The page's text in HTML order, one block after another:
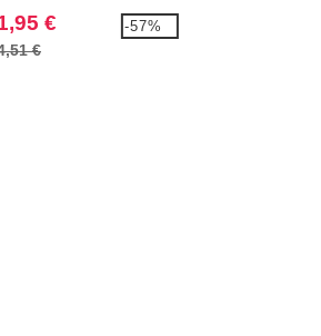
€
€
-57%